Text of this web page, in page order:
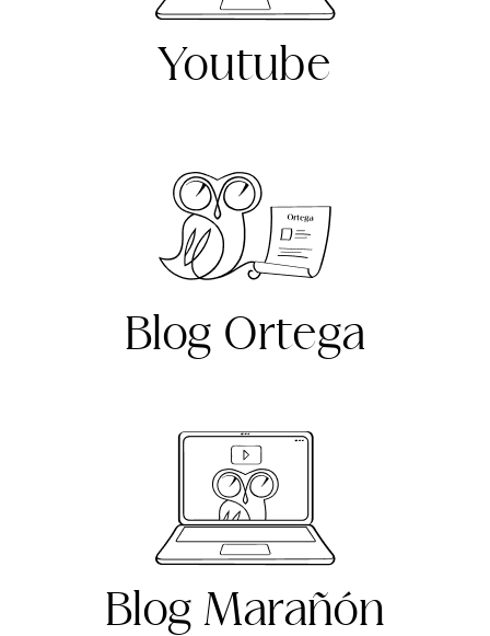
Youtube
Blog Ortega
Blog Marañón